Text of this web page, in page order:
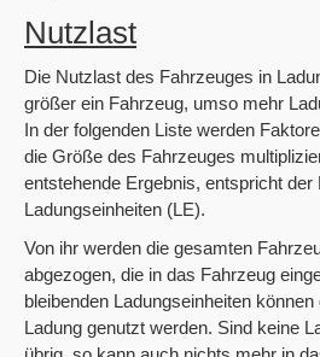
Nutzlast
Die Nutzlast des Fahrzeuges in
größer ein Fahrzeug, umso mehr
In der folgenden Liste werden
die Größe des Fahrzeuges
entstehende Ergebnis, entspricht der
Ladungseinheiten (LE).
Von ihr werden die gesamten
abgezogen, die in das Fahrzeug
bleibenden Ladungseinheiten
Ladung genutzt werden. Sind keine